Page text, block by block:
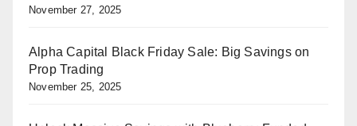
November 27, 2025
Alpha Capital Black Friday Sale: Big Savings on
Prop Trading
November 25, 2025